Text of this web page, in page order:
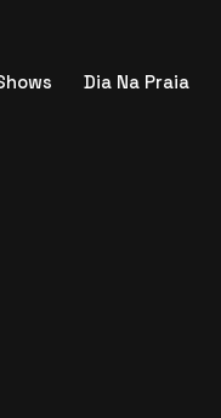
Dia Na Praia